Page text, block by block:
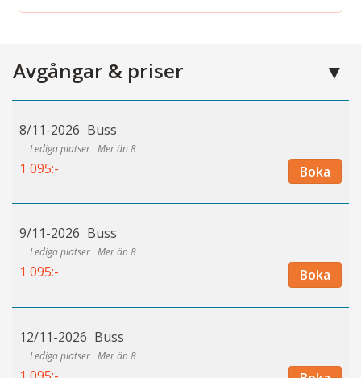
Avgångar & priser
8/11-2026 Buss
Mer än 8
1 095:- Boka
9/11-2026 Buss
Mer än 8
1 095:- Boka
12/11-2026 Buss
Mer än 8